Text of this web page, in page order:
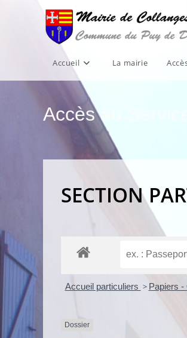
Accueil La mairie
Accès au
SECTION
Accueil particuliers > Papiers -
Dossier